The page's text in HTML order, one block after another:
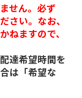
せん。必ず
さい。なお、
ねますので、
達希望時間を
は「希望な